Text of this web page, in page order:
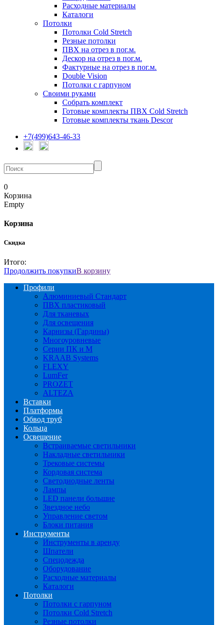
Расходные материалы
Каталоги
Потолки
Потолки Cold Stretch
Резные потолки
ПВХ на отрез в пог.м.
Дескор на отрез в пог.м.
Фактурные на отрез в пог.м.
Double Vision
Потолки с гарпуном
Своими руками
Собрать комплект
Готовые комплекты ПВХ Cold Stretch
Готовые комплекты ткань Descor
+7(499)643-46-33
0
Корзина
Empty
Корзина
Скидка
Итого:
Продолжить покупкиВ корзину
Профили
Алюминиевый Стандарт
ПВХ пластиковый
Для тканевых
Для освещения
Карнизы (Гардины)
Многоуровневые
Серии ПК и М
KRAAB Systems
FLEXY
LumFer
PROZET
ALTEZA
Вставки
Платформы
Обвод труб
Кольца
Освещение
Встраиваемые светильники
Накладные светильники
Трековые системы
Кордовая система
Светодиодные ленты
Лампы
LED панели большие
Звездное небо
Управление светом
Блоки питания
Инструменты
Инструменты в аренду
Шпатели
Спецодежда
Оборудование
Расходные материалы
Каталоги
Потолки
Потолки с гарпуном
Потолки Cold Stretch
Резные потолки